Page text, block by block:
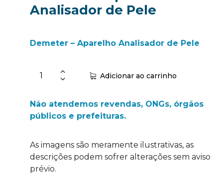
Analisador de Pele
Demeter – Aparelho Analisador de Pele
Adicionar ao carrinho
Não atendemos revendas, ONGs, órgãos
públicos e prefeituras.
As imagens são meramente ilustrativas, as
descrições podem sofrer alterações sem aviso
prévio.